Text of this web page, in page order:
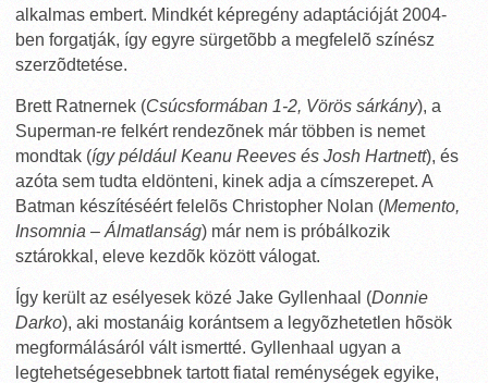
alkalmas embert. Mindkét képregény adaptációját 2004-
ben forgatják, így egyre sürgetõbb a megfelelõ színész
szerzõdtetése.
Brett Ratnernek (Csúcsformában 1-2, Vörös sárkány), a
Superman-re felkért rendezõnek már többen is nemet
mondtak (így például Keanu Reeves és Josh Hartnett), és
azóta sem tudta eldönteni, kinek adja a címszerepet. A
Batman készítéséért felelõs Christopher Nolan (Memento,
Insomnia – Álmatlanság) már nem is próbálkozik
sztárokkal, eleve kezdõk között válogat.
Így került az esélyesek közé Jake Gyllenhaal (Donnie
Darko), aki mostanáig korántsem a legyõzhetetlen hõsök
megformálásáról vált ismertté. Gyllenhaal ugyan a
legtehetségesebbnek tartott fiatal reménységek egyike,